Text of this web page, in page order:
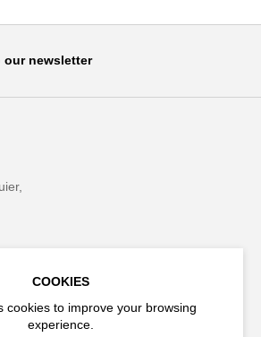
our newsletter
COOKIES
cookies to improve your browsing
experience.